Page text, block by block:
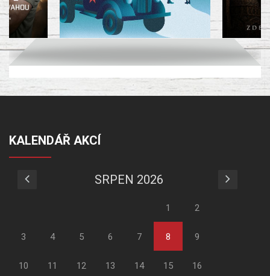
KALENDÁŘ AKCÍ
SRPEN 2026
1 2
3 4 5 6 7 8 9
10 11 12 13 14 15 16